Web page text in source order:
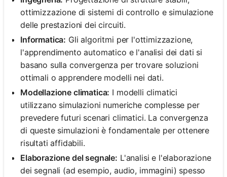
ottimizzazione di sistemi di controllo e simulazione
delle prestazioni dei circuiti.
Informatica: Gli algoritmi per l'ottimizzazione,
l'apprendimento automatico e l'analisi dei dati si
basano sulla convergenza per trovare soluzioni
ottimali o apprendere modelli nei dati.
Modellazione climatica: I modelli climatici
utilizzano simulazioni numeriche complesse per
prevedere futuri scenari climatici. La convergenza
di queste simulazioni è fondamentale per ottenere
risultati affidabili.
Elaborazione del segnale: L'analisi e l'elaborazione
dei segnali (ad esempio, audio, immagini) spesso